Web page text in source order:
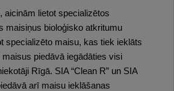
aicinām lietot specializētos
maisiņus bioloģisko atkritumu
specializēto maisu, kas tiek ieklāts
maisus piedāvā iegādāties visi
Rīgā. SIA “Clean R” un SIA
arī maisu ieklāšanas